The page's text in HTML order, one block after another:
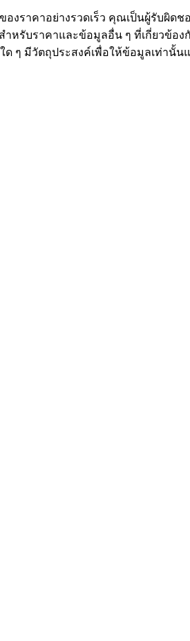
อกการซื้อขาย
งราคาอย่างรวดเร็ว คุณเป็นผู้รับผิ
หรับราคาและข้อมูลอื่น ๆ ที่เกี่ยวข้อ
มีวัตถุประสงค์เพื่อให้ข้อมูลเท่านั้